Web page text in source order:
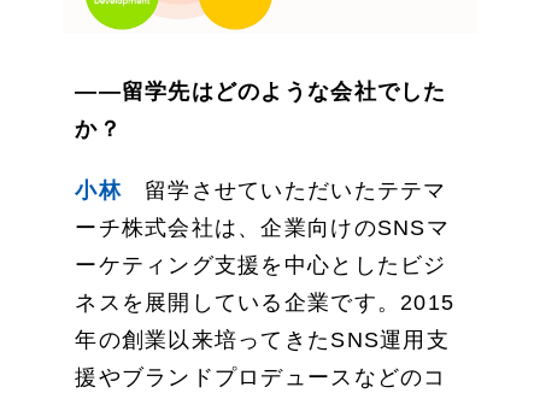
——留学先はどのような会社でした
か？
小林留学させていただいたテテマ
ーチ株式会社は、企業向けのSNSマ
ーケティング支援を中心としたビジ
ネスを展開している企業です。2015
年の創業以来培ってきたSNS運用支
援やブランドプロデュースなどのコ